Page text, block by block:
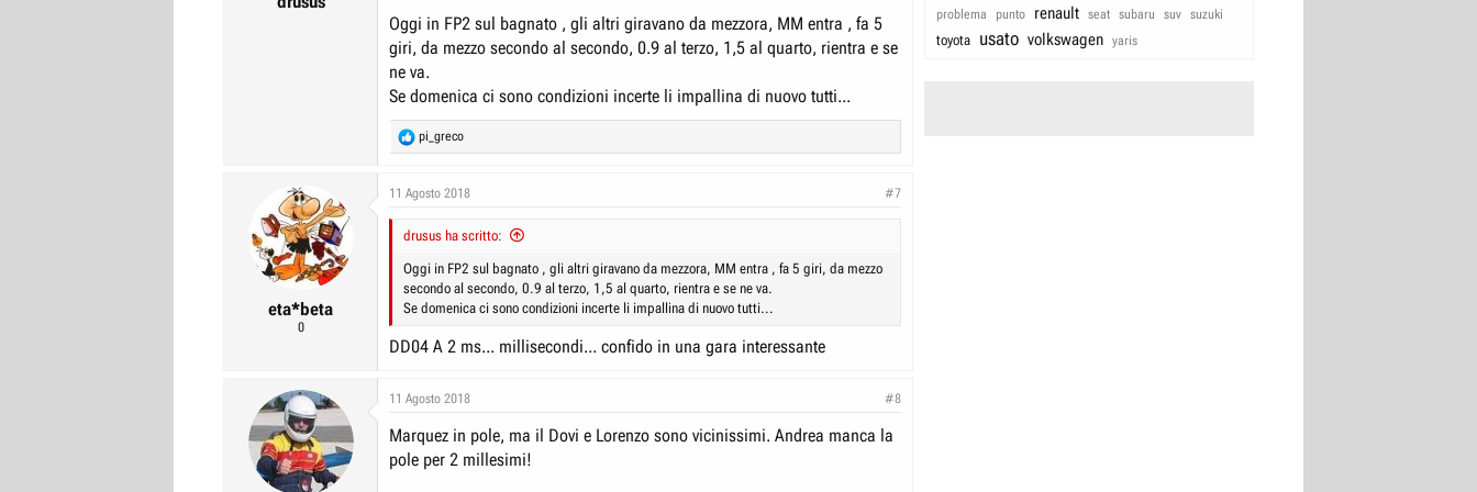
Oggi in FP2 sul bagnato , gli altri giravano da mezzora, MM entra , fa 5
giri, da mezzo secondo al secondo, 0.9 al terzo, 1,5 al quarto, rientra e se
ne va.
Se domenica ci sono condizioni incerte li impallina di nuovo tutti...
R
e
c
n
s
pi_greco
eta*beta
0
11 Agosto 2018 #7
drusus ha scritto:
Oggi in FP2 sul bagnato , gli altri giravano da mezzora, MM entra , fa 5 giri, da mezzo
secondo al secondo, 0.9 al terzo, 1,5 al quarto, rientra e se ne va.
Se domenica ci sono condizioni incerte li impallina di nuovo tutti...
DD04 A 2 ms... millisecondi... confido in una gara interessante
11 Agosto 2018 #8
Marquez in pole, ma il Dovi e Lorenzo sono vicinissimi. Andrea manca la
pole per 2 millesimi!
problema punto renault seat subaru suv suzuki
toyota usato volkswagen yaris